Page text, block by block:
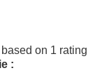
based on 1 rating
: